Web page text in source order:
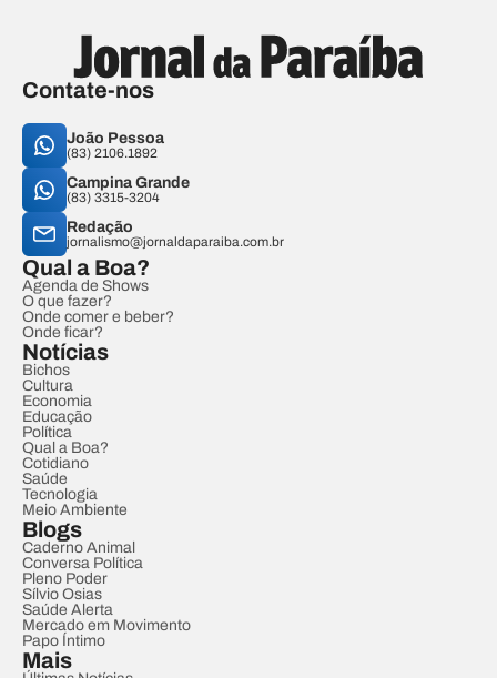
Contate-nos
João Pessoa
(83) 2106.1892
Campina Grande
(83) 3315-3204
Redação
jornalismo@jornaldaparaiba.com.br
Qual a Boa?
Agenda de Shows
O que fazer?
Onde comer e beber?
Onde ficar?
Notícias
Bichos
Cultura
Economia
Educação
Política
Qual a Boa?
Cotidiano
Saúde
Tecnologia
Meio Ambiente
Blogs
Caderno Animal
Conversa Política
Pleno Poder
Sílvio Osias
Saúde Alerta
Mercado em Movimento
Papo Íntimo
Mais